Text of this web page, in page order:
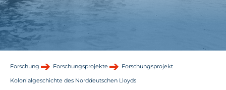
Forschung Forschungsprojekte Forschungsprojekt
Kolonialgeschichte des Norddeutschen Lloyds